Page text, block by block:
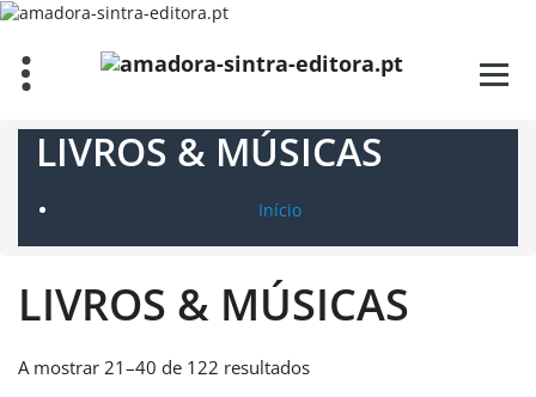
Saltar
conteúdo
LIVROS & MÚSICAS
Início
LIVROS & MÚSICAS
A mostrar 21–40 de 122 resultados